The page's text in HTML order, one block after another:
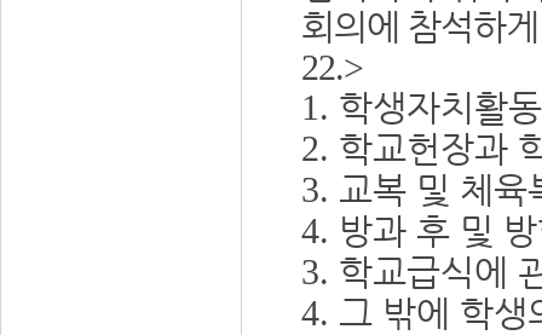
회의에 참석하
22.>
1. 학생자치활동
2. 학교헌장과
3. 교복 및 체육
4. 방과 후 및
3. 학교급식에
4. 그 밖에 학생